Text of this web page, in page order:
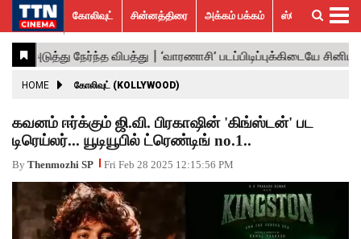
கோலிவுட்
சின்னத்திரை
பாலிவுட்
ஹாலிவுட்
அக்கம்
பக்கம்
ஸ்பெஷல்
ஸ்டோரீஸ்
விமர்சனம்
GALLERY
ACTRESS
ACTORS
MOVIESTILLS
EVENTS
VIDEOS
What’s
Hot
Trending
News
கோலிவுட் சின்னத்திரை அக்கம் பக்கம் ஸ்பெஷல் ஸ்டோரீஸ்
HOME கோலிவுட் (KOLLYWOOD)
கவனம் ஈர்க்கும் ஜி.வி. பிரகாஷின் 'கிங்ஸ்டன்' பட
டிரெய்லர்... யூடியூபில் ட்ரெண்டிங் no.1..
By Thenmozhi SP Fri Feb 28 2025 12:15:56 PM